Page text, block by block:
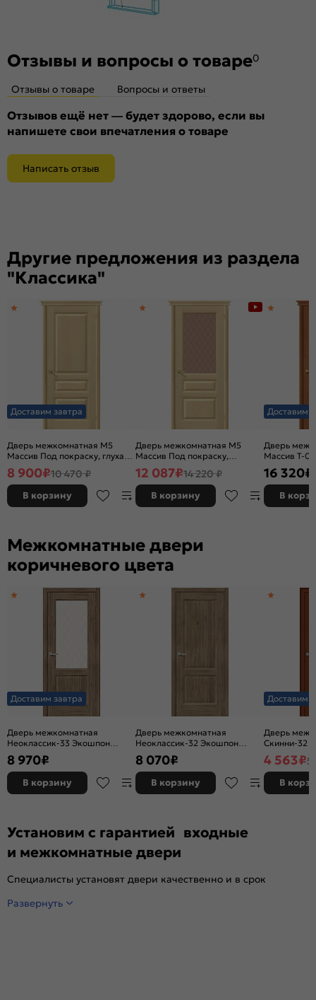
Отзывы и вопросы о товаре0
Отзывы о товаре Вопросы и ответы
Отзывов ещё нет — будет здорово, если вы
напишете свои впечатления о товаре
Написать отзыв
Другие предложения из раздела
"Классика"
Доставим завтра
Дверь межкомнатная М5
Массив Под покраску, глухая,
без кромки, филенчатая
8 900₽10 470 ₽
В корзину
Дверь межкомнатная М5
Массив Под покраску,
остекленная, сатинат бронза
художественный, без кромки,
филенчатая
12 087₽14 220 ₽
В корзину
Доставим
Дверь
Массив Т-
филенчатая
16 320₽
В
Межкомнатные двери
коричневого цвета
Доставим завтра
Дверь межкомнатная
Неоклассик-33 Экошпон
Original Oak, остекленная,
white сrystal, кромка нет,
филенчатая
8 970₽
В корзину
Дверь межкомнатная
Неоклассик-32 Экошпон
Original Oak, глухая, кромка
нет, филенчатая
8 070₽
В корзину
Доставим
Дверь
Скинни-32
глухая,
4 563₽5
В
Установим с гарантией входные
и межкомнатные двери
Специалисты установят двери качественно и в срок
Развернуть